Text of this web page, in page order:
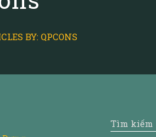
BY: QPCONS
Tìm kiếm